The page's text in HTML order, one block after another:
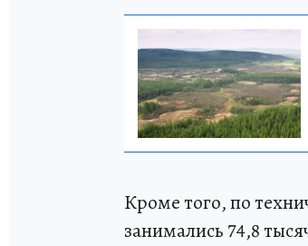
Кроме того, по
занимались 74,8